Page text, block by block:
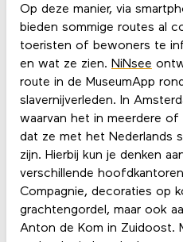
Op deze manier, via
bieden sommige routes al
toeristen of bewoners te
en wat ze zien. NiNsee
route in de MuseumApp
slavernijverleden. In
waarvan het in meerdere of
dat ze met het Nederlands
zijn. Hierbij kun je denken
verschillende
Compagnie, decoraties op
grachtengordel, maar ook
Anton de Kom in Zuidoost.